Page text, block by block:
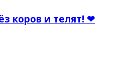
коров и телят! ❤